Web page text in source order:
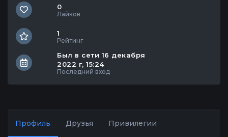
0
Лайков
1
Рейтинг
Был в сети 16 декабря
2022 г, 15:24
Последний вход
Профиль Друзья Привилегии